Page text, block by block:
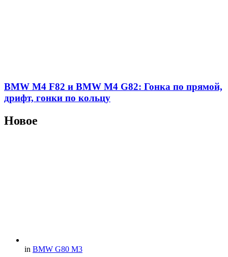
BMW M4 F82 и BMW M4 G82: Гонка по прямой,
дрифт, гонки по кольцу
Новое
in BMW G80 M3